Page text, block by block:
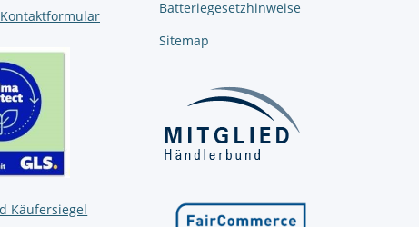
Kontaktformular
Batteriegesetzhinweise
Sitemap